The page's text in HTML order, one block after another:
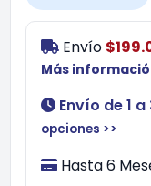
Envío
Más
Envío de 1
opciones >>
Hasta 6